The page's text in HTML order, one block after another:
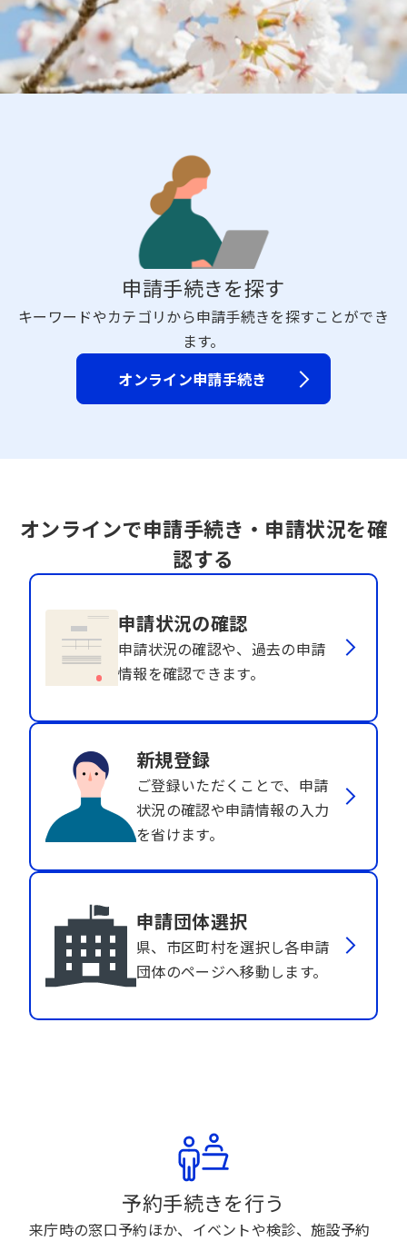
申請手続きを探す
キーワードやカテゴリから申請手続きを探すことができ
ます。
オンライン申請手続き
オンラインで申請手続き・申請状況を確
認する
申請状況の確認
申請状況の確認や、過去の申請
情報を確認できます。
新規登録
ご登録いただくことで、申請
状況の確認や申請情報の入力
を省けます。
申請団体選択
県、市区町村を選択し各申請
団体のページへ移動します。
予約手続きを行う
来庁時の窓口予約ほか、イベントや検診、施設予約